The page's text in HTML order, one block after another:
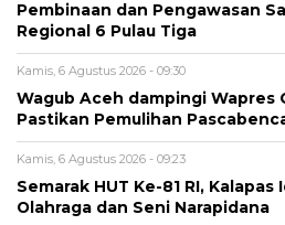
Pembinaan dan Pengawasan
Regional 6 Pulau Tiga
Kamis, 6 Agustus 2026 - 09:30
Wagub Aceh dampingi Wapres
Pastikan Pemulihan
Kamis, 6 Agustus 2026 - 09:23
Semarak HUT Ke-81 RI, Kalapas
Olahraga dan Seni Narapidana